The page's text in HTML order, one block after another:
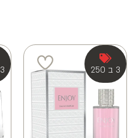
3 ב 250 3 ב 250